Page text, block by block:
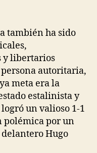
también ha sido
y libertarios
autoritaria,
meta era la
estalinista y
un valioso 1-1
polémica por un
Hugo